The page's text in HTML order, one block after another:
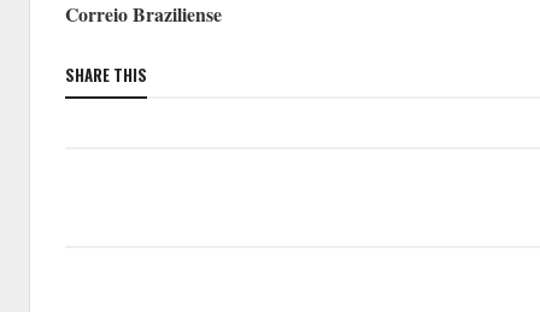
Correio Braziliense
SHARE THIS